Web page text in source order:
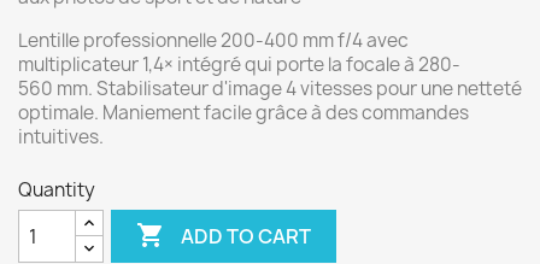
Lentille professionnelle 200-400 mm f/4 avec
multiplicateur 1,4× intégré qui porte la focale à 280-
560 mm. Stabilisateur d'image 4 vitesses pour une netteté
optimale. Maniement facile grâce à des commandes
intuitives.
Quantity
 ADD TO CART